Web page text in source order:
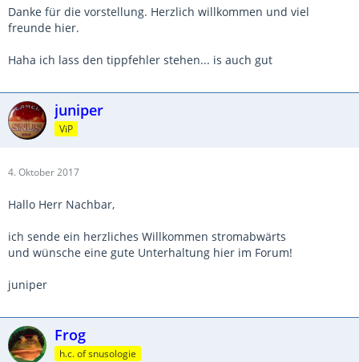
Danke für die vorstellung. Herzlich willkommen und viel
freunde hier.
Haha ich lass den tippfehler stehen... is auch gut
juniper
ViP
4. Oktober 2017
Hallo Herr Nachbar,
ich sende ein herzliches Willkommen stromabwärts
und wünsche eine gute Unterhaltung hier im Forum!
juniper
Frog
h.c. of snusologie